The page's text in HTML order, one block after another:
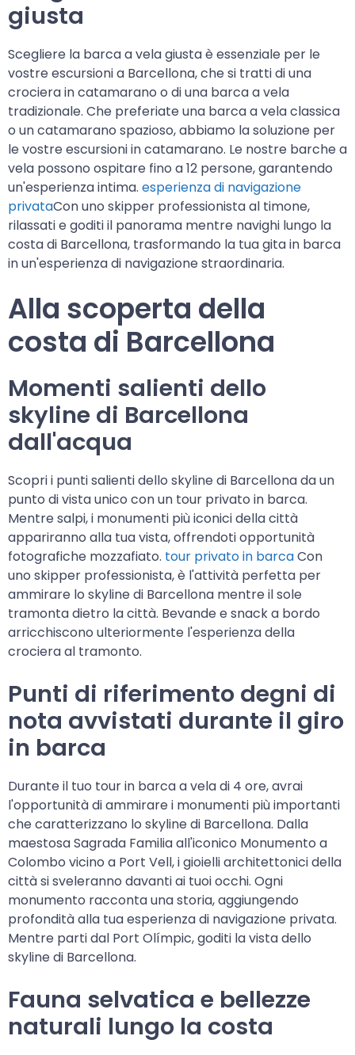
giusta
Scegliere la barca a vela giusta è essenziale per le
vostre escursioni a Barcellona, che si tratti di una
crociera in catamarano o di una barca a vela
tradizionale. Che preferiate una barca a vela classica
o un catamarano spazioso, abbiamo la soluzione per
le vostre escursioni in catamarano. Le nostre barche a
vela possono ospitare fino a 12 persone, garantendo
un'esperienza intima. esperienza di navigazione
privataCon uno skipper professionista al timone,
rilassati e goditi il panorama mentre navighi lungo la
costa di Barcellona, trasformando la tua gita in barca
in un'esperienza di navigazione straordinaria.
Alla scoperta della
costa di Barcellona
Momenti salienti dello
skyline di Barcellona
dall'acqua
Scopri i punti salienti dello skyline di Barcellona da un
punto di vista unico con un tour privato in barca.
Mentre salpi, i monumenti più iconici della città
appariranno alla tua vista, offrendoti opportunità
fotografiche mozzafiato. tour privato in barcaCon
uno skipper professionista, è l'attività perfetta per
ammirare lo skyline di Barcellona mentre il sole
tramonta dietro la città. Bevande e snack a bordo
arricchiscono ulteriormente l'esperienza della
crociera al tramonto.
Punti di riferimento degni di
nota avvistati durante il giro
in barca
Durante il tuo tour in barca a vela di 4 ore, avrai
l'opportunità di ammirare i monumenti più importanti
che caratterizzano lo skyline di Barcellona. Dalla
maestosa Sagrada Familia all'iconico Monumento a
Colombo vicino a Port Vell, i gioielli architettonici della
città si sveleranno davanti ai tuoi occhi. Ogni
monumento racconta una storia, aggiungendo
profondità alla tua esperienza di navigazione privata.
Mentre parti dal Port Olímpic, goditi la vista dello
skyline di Barcellona.
Fauna selvatica e bellezze
naturali lungo la costa